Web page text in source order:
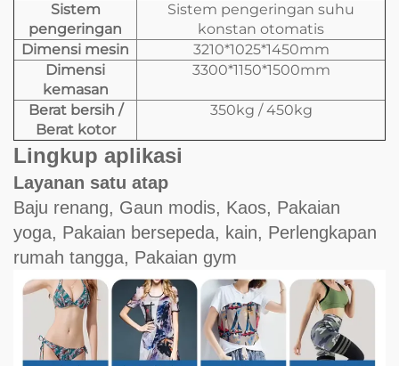
Sistem
pengeringan
Sistem pengeringan suhu
konstan otomatis
Dimensi mesin
3210*1025*1450mm
Dimensi
kemasan
3300*1150*1500mm
Berat bersih /
Berat kotor
350kg / 450kg
Lingkup aplikasi
Layanan satu atap
Baju renang, Gaun modis, Kaos, Pakaian
yoga, Pakaian bersepeda, kain, Perlengkapan
rumah tangga, Pakaian gym